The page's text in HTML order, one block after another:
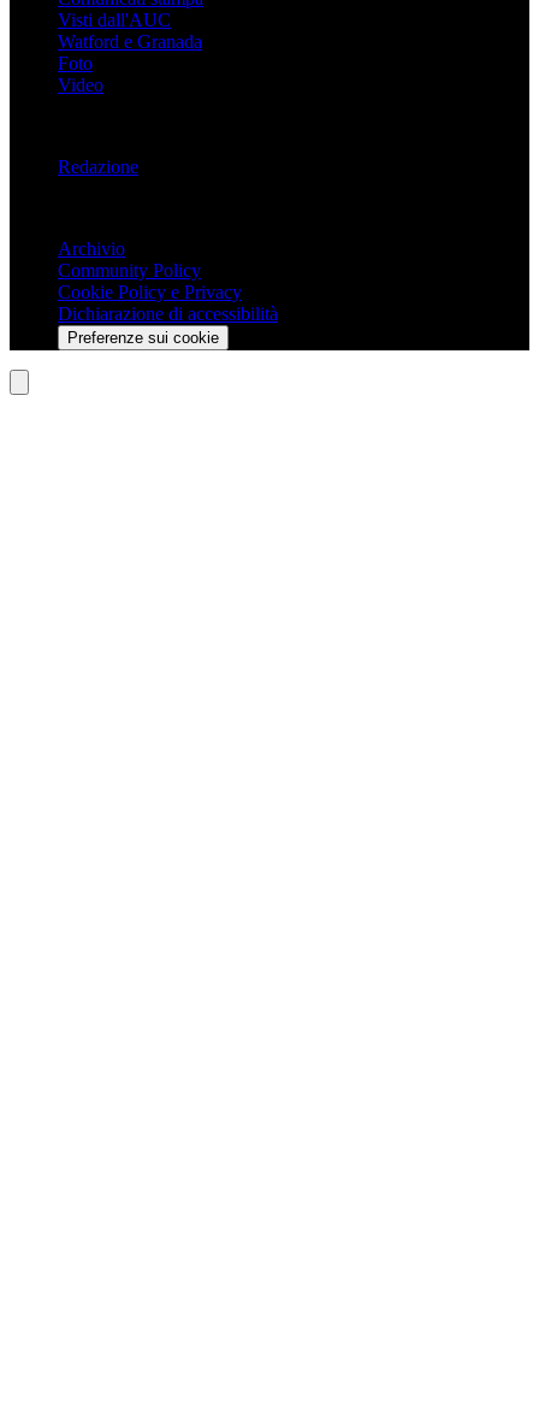
Visti dall'AUC
Watford e Granada
Foto
Video
Redazione
Archivio
Community Policy
Cookie Policy e Privacy
Dichiarazione di accessibilità
Preferenze sui cookie